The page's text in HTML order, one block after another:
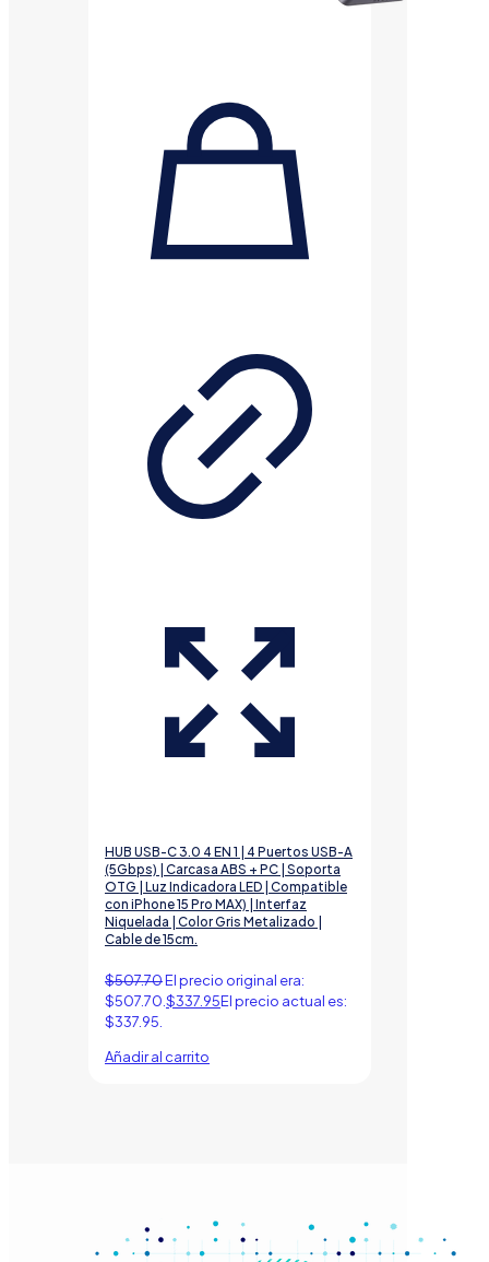
HUB USB-C 3.0 4 EN 1 | 4 Puertos USB-A
(5Gbps) | Carcasa ABS + PC | Soporta
OTG | Luz Indicadora LED | Compatible
con iPhone 15 Pro MAX) | Interfaz
Niquelada | Color Gris Metalizado |
Cable de 15cm.
$507.70El precio original era:
$507.70. $337.95El precio actual es:
$337.95.
Añadir al carrito